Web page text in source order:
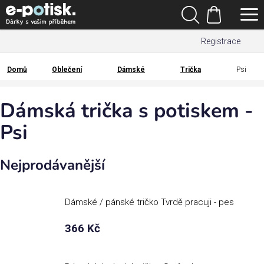
Přejít
na
obsah
Registrace
Hledat
Nákupní
košík
Dárek
pro
Rodina
Domů
Domů Oblečení Dámské Trička Psi
Dámská trička s potiskem -
Psi
Nejprodávanější
Dámské / pánské tričko Tvrdě pracuji - pes
366 Kč